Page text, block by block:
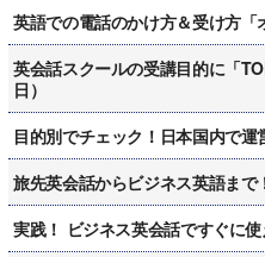
英語での電話のかけ方＆受け方「
英会話スクールの受講目的に「
日）
目的別でチェック！日本国内で
旅先英会話からビジネス英語ま
実践！ ビジネス英会話ですぐに